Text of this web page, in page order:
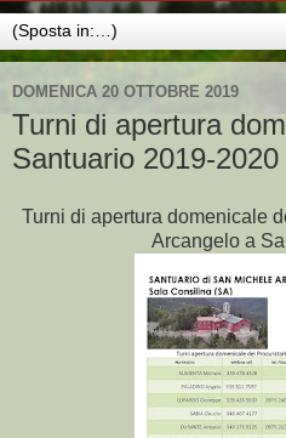
DOMENICA 20 OTTOBRE 2019
Turni di apertura
Santuario 2019-2020
Turni di apertura domenicale
Arcangelo a